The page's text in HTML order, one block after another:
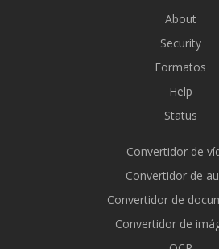
About
Security
Formatos
Help
Status
Convertidor de
Convertidor de
Convertidor de
Convertidor de